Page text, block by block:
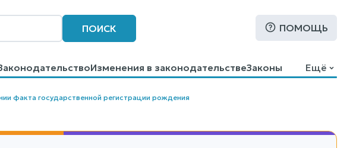
ПОИСК ПОМОЩЬ
Изменения в законодательствеЗаконы
Ещё
факта государственной регистрации рождения